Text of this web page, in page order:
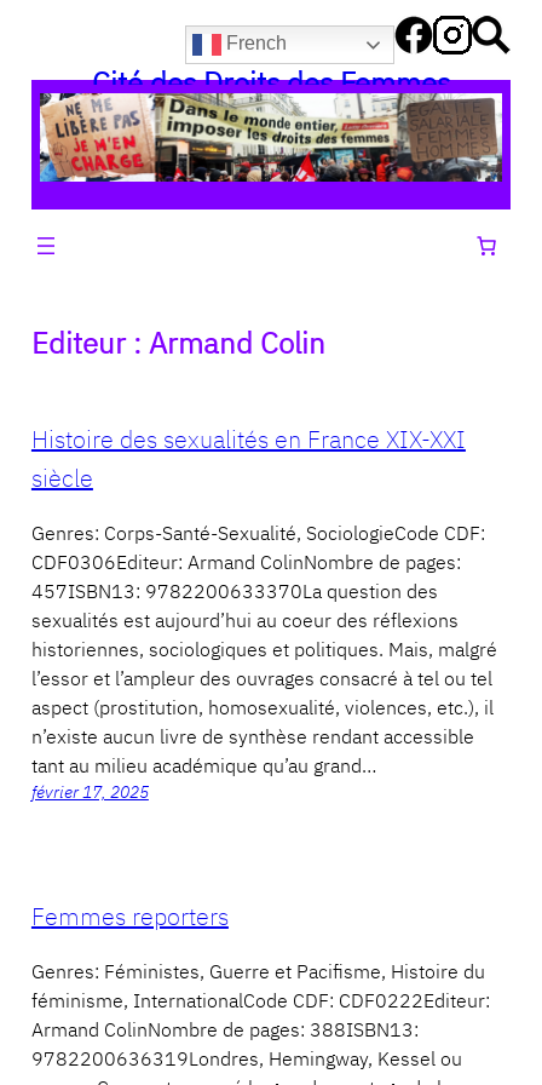
contenu
French
Cité des Droits des Femmes
Editeur : Armand Colin
Histoire des sexualités en France XIX-XXI
siècle
Genres: Corps-Santé-Sexualité, SociologieCode CDF:
CDF0306Editeur: Armand ColinNombre de pages:
457ISBN13: 9782200633370La question des
sexualités est aujourd’hui au coeur des réflexions
historiennes, sociologiques et politiques. Mais, malgré
l’essor et l’ampleur des ouvrages consacré à tel ou tel
aspect (prostitution, homosexualité, violences, etc.), il
n’existe aucun livre de synthèse rendant accessible
tant au milieu académique qu’au grand…
février 17, 2025
Femmes reporters
Genres: Féministes, Guerre et Pacifisme, Histoire du
féminisme, InternationalCode CDF: CDF0222Editeur:
Armand ColinNombre de pages: 388ISBN13:
9782200636319Londres, Hemingway, Kessel ou